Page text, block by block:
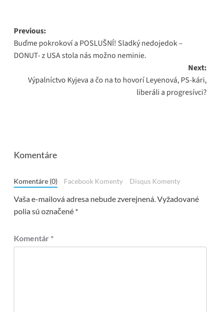
Post
navigation
Previous:
Buďme pokrokoví a POSLUŠNÍ! Sladký nedojedok –
DONUT- z USA stola nás možno neminie.
Next:
Výpalníctvo Kyjeva a čo na to hovorí Leyenová, PS-kári,
liberáli a progresívci?
Komentáre
Komentáre (0) Facebook Komenty Disqus Komenty
Vaša e-mailová adresa nebude zverejnená.Vyžadované
polia sú označené *
Komentár *